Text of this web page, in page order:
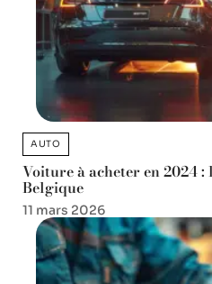
AUTO
Voiture à acheter en 2024
Belgique
11 mars 2026